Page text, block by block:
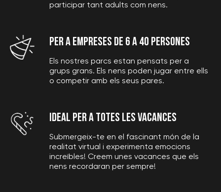
participar tant adults com nens.
PER A EMPRESES DE 6 A 40 PERSONES
Els nostres parcs estan pensats per a
grups grans. Els nens poden jugar entre ells
o competir amb els seus pares.
IDEAL PER A TOTES LES VACANCES
Submergeix-te en el fascinant món de la
realitat virtual i experimenta emocions
increïbles! Creem unes vacances que els
nens recordaran per sempre!
MIREU QUE COLORIDES SÓN LES FESTES
VACANCES AL NOSTRE VR-PARK